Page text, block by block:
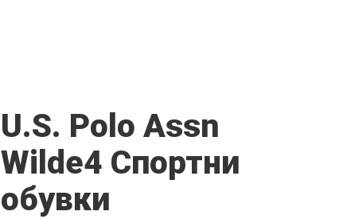
U.S. Polo Assn
Wilde4 Спортни
обувки